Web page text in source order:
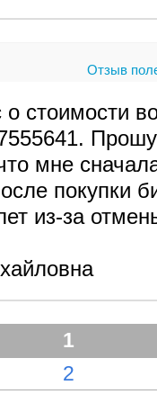
Отзыв
стоимости
мне
покупки
из-за
1
2